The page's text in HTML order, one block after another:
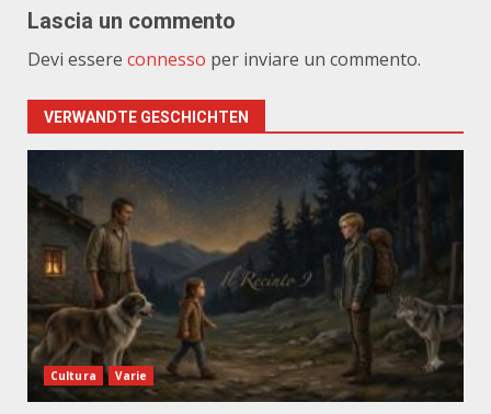
Lascia un commento
Devi essere connesso per inviare un commento.
VERWANDTE GESCHICHTEN
Cultura Varie